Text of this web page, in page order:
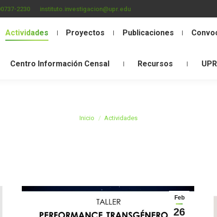
2230 instituto.investigacion@upr.edu
Actividades Proyectos Publicaciones
Centro Información Censal Recursos
Estás aquí:
Inicio Actividades
Feb
26